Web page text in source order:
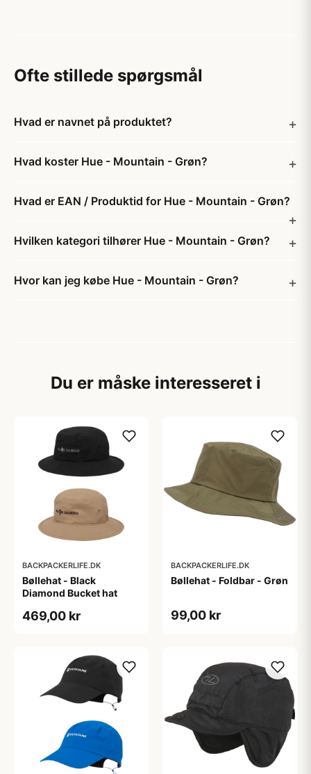
Ofte stillede spørgsmål
Hvad er navnet på produktet?
Hvad koster Hue - Mountain - Grøn?
Hvad er EAN / Produktid for Hue - Mountain - Grøn?
Hvilken kategori tilhører Hue - Mountain - Grøn?
Hvor kan jeg købe Hue - Mountain - Grøn?
Du er måske interesseret i
BACKPACKERLIFE.DK
Bøllehat - Black
Diamond Bucket hat
469,00 kr
BACKPACKERLIFE.DK
Bøllehat - Foldbar - Grøn
99,00 kr